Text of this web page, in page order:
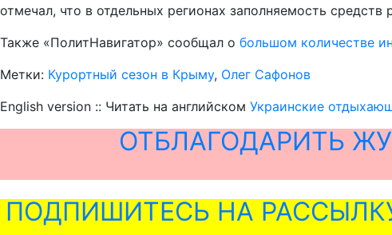
отмечал, что в отдельных регионах заполняемость средств
Также «ПолитНавигатор» сообщал о большом количестве
Метки: Курортный сезон в Крыму, Олег Сафонов
English version :: Читать на английском Украинские
ОТБЛАГОДАРИТЬ
ПОДПИШИТЕСЬ НА